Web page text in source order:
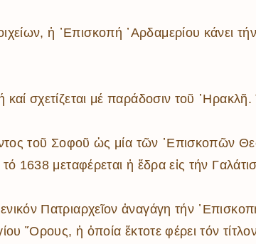
ἡ ᾿Επισκοπή ᾿Αρδαμερίου κάνει
σχετίζεται μέ παράδοσιν τοῦ
τοῦ Σοφοῦ ὡς μία τῶν ᾿Επισκοπῶν
1638 μεταφέρεται ἡ ἕδρα εἰς τήν
Πατριαρχεῖον ἀναγάγη τήν
῎Ορους, ἡ ὁποία ἔκτοτε φέρει τόν